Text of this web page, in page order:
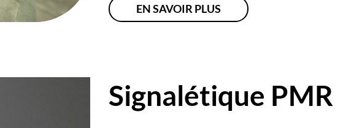
EN SAVOIR PLUS
Signalétique PMR